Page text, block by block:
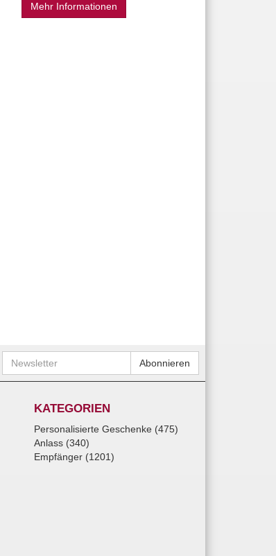
Mehr Informationen
Newsletter Abonnieren
KATEGORIEN
Personalisierte Geschenke (475)
Anlass (340)
Empfänger (1201)